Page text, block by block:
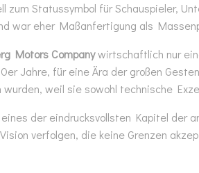
zum Statussymbol für Schauspieler,
war eher Maßanfertigung als
Motors Companywirtschaftlich nur
Jahre, für eine Ära der großen
wurden, weil sie sowohl technische
der eindrucksvollsten Kapitel der
verfolgen, die keine Grenzen